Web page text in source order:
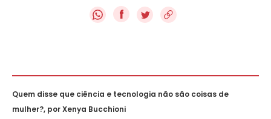
f
Quem disse que ciência e tecnologia não são coisas de
mulher?, por Xenya Bucchioni